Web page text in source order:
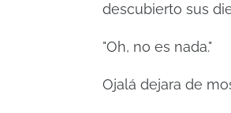
descubierto sus
"Oh, no es nada."
Ojalá dejara de